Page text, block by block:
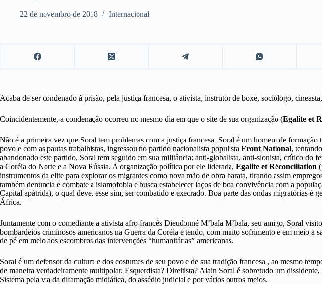
22 de novembro de 2018 Internacional
Acaba de ser condenado à prisão, pela justiça francesa, o ativista, instrutor de boxe, sociólogo,
Coincidentemente, a condenação ocorreu no mesmo dia em que o site de sua organização (Egalite et
Não é a primeira vez que Soral tem problemas com a justiça francesa. Soral é um homem de
povo e com as pautas trabalhistas, ingressou no partido nacionalista populista Front National,
abandonado este partido, Soral tem seguido em sua militância: anti-globalista, anti-sionista, crítico do
a Coréia do Norte e a Nova Rússia. A organização política por ele liderada, Egalite et Réconciliation
instrumentos da elite para explorar os migrantes como nova mão de obra barata, tirando assim
também denuncia e combate a islamofobia e busca estabelecer laços de boa convivência com a
Capital apátrida), o qual deve, esse sim, ser combatido e execrado. Boa parte das ondas migratórias
África.
Juntamente com o comediante a ativista afro-francês Dieudonné M’bala M’bala, seu amigo, Soral
bombardeios criminosos americanos na Guerra da Coréia e tendo, com muito sofrimento e em meio a
de pé em meio aos escombros das intervenções “humanitárias” americanas.
Soral é um defensor da cultura e dos costumes de seu povo e de sua tradição francesa , ao mesmo
de maneira verdadeiramente multipolar. Esquerdista? Direitista? Alain Soral é sobretudo um
Sistema pela via da difamação midiática, do assédio judicial e por vários outros meios.